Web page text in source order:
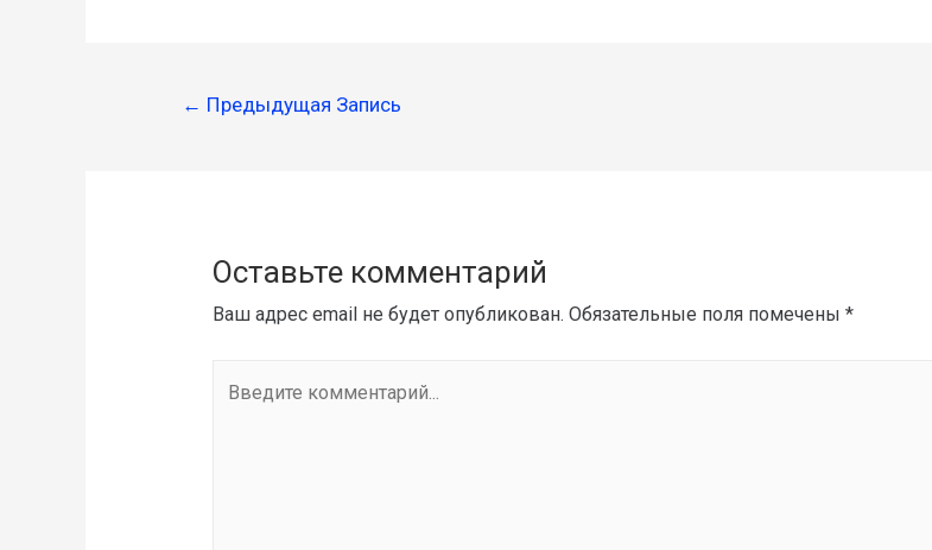
← Предыдущая Запись
Оставьте комментарий
Ваш адрес email не будет опубликован. Обязательные поля помечены *